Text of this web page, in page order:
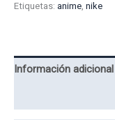
Etiquetas: anime, nike
Información adicional